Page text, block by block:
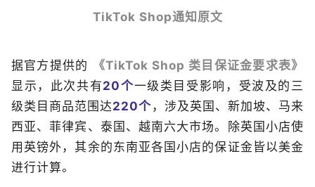
TikTok Shop通知原文
据官方提供的
《TikTok Shop 类目保证金要求表》
显示，此次共有20个一级类目受影响，受波及的三
级类目商品范围达220个 ，涉及英国、新加坡、马来
西亚、菲律宾、泰国、越南六大市场。除英国小店使
用英镑外，其余的东南亚各国小店的保证金皆以美金
进行计算。